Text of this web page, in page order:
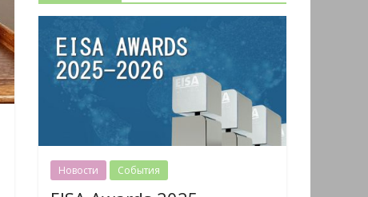
Новости События